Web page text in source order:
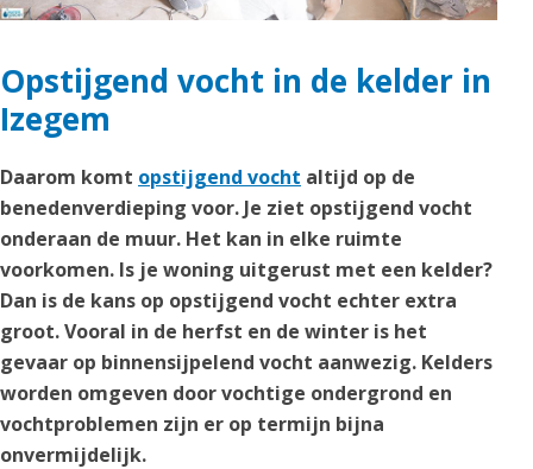
Opstijgend vocht in de kelder in
Izegem
Daarom komt opstijgend vocht altijd op de
benedenverdieping voor. Je ziet opstijgend vocht
onderaan de muur. Het kan in elke ruimte
voorkomen. Is je woning uitgerust met een kelder?
Dan is de kans op opstijgend vocht echter extra
groot. Vooral in de herfst en de winter is het
gevaar op binnensijpelend vocht aanwezig. Kelders
worden omgeven door vochtige ondergrond en
vochtproblemen zijn er op termijn bijna
onvermijdelijk.